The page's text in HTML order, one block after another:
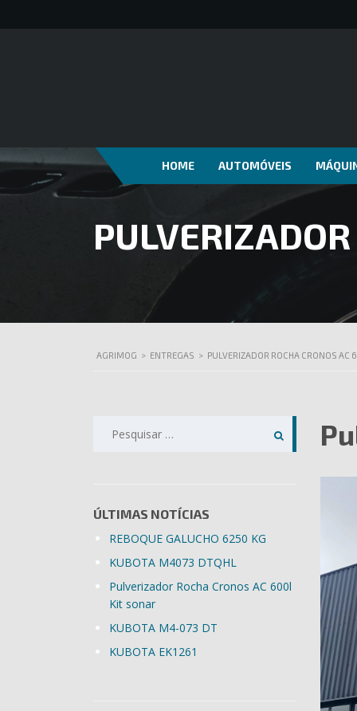
HOME AUTOMÓVEIS
AGRIMOG > ENTREGAS > PULVERIZADOR ROCHA CRONOS AC
ÚLTIMAS NOTÍCIAS
REBOQUE GALUCHO 6250 KG
KUBOTA M4073 DTQHL
Pulverizador Rocha Cronos AC 600l
Kit sonar
KUBOTA M4-073 DT
KUBOTA EK1261